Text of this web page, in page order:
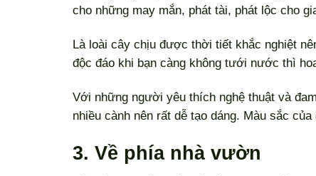
cho những may mắn, phát tài, phát lộc cho
Là loài cây chịu được thời tiết khắc nghiệt
độc đáo khi bạn càng không tưới nước thì
Với những người yêu thích nghệ thuật và
nhiều cành nên rất dễ tạo dáng. Màu sắc
3. Về phía nhà vườn